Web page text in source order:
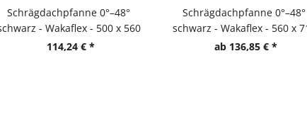
Schrägdachpfanne 0°–48°
- Wakaflex - 500 x 560
mm
114,24 € *
Schrägdachpfanne 0°–48°
schwarz - Wakaflex - 560 x
mm
ab 136,85 € *